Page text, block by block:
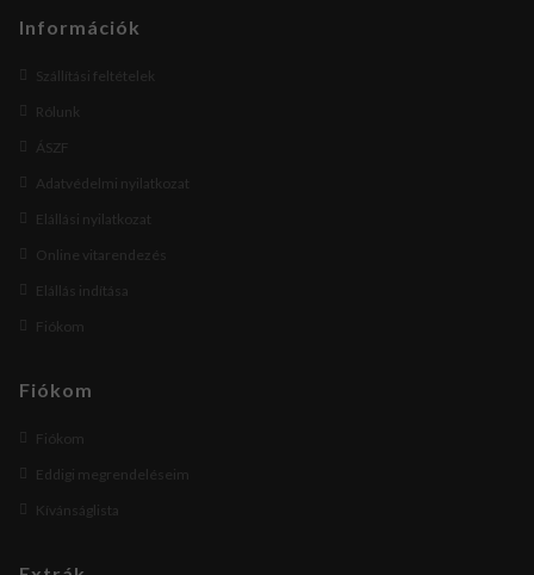
Információk
Szállítási feltételek
Rólunk
ÁSZF
Adatvédelmi nyilatkozat
Elállási nyilatkozat
Online vitarendezés
Elállás indítása
Fiókom
Fiókom
Fiókom
Eddigi megrendeléseim
Kívánságlista